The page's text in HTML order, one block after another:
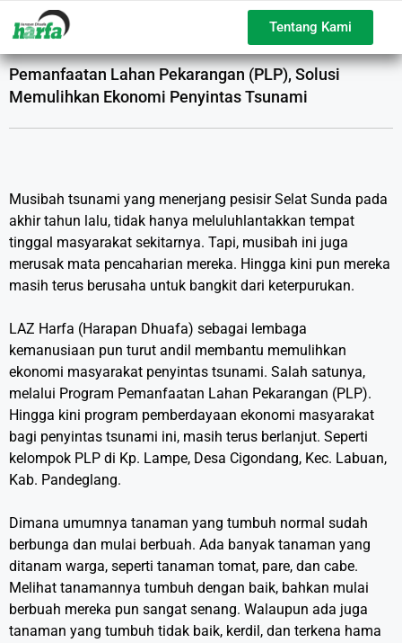
Tentang Kami
Pemanfaatan Lahan Pekarangan (PLP), Solusi
Memulihkan Ekonomi Penyintas Tsunami
Musibah tsunami yang menerjang pesisir Selat Sunda pada
akhir tahun lalu, tidak hanya meluluhlantakkan tempat
tinggal masyarakat sekitarnya. Tapi, musibah ini juga
merusak mata pencaharian mereka. Hingga kini pun mereka
masih terus berusaha untuk bangkit dari keterpurukan.
LAZ Harfa (Harapan Dhuafa) sebagai lembaga
kemanusiaan pun turut andil membantu memulihkan
ekonomi masyarakat penyintas tsunami. Salah satunya,
melalui Program Pemanfaatan Lahan Pekarangan (PLP).
Hingga kini program pemberdayaan ekonomi masyarakat
bagi penyintas tsunami ini, masih terus berlanjut. Seperti
kelompok PLP di Kp. Lampe, Desa Cigondang, Kec. Labuan,
Kab. Pandeglang.
Dimana umumnya tanaman yang tumbuh normal sudah
berbunga dan mulai berbuah. Ada banyak tanaman yang
ditanam warga, seperti tanaman tomat, pare, dan cabe.
Melihat tanamannya tumbuh dengan baik, bahkan mulai
berbuah mereka pun sangat senang. Walaupun ada juga
tanaman yang tumbuh tidak baik, kerdil, dan terkena hama